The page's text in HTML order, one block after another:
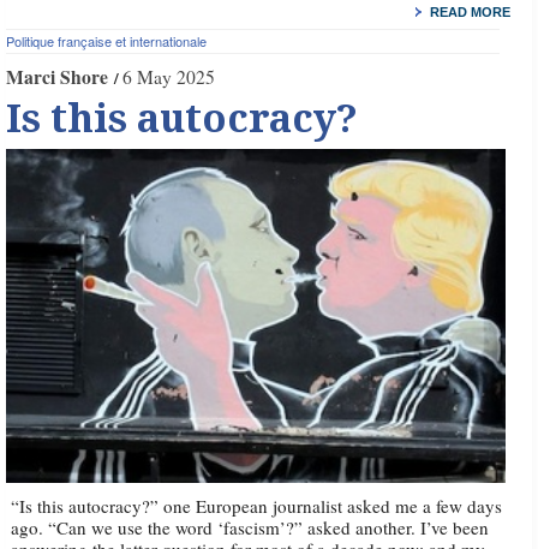
READ MORE
Politique française et internationale
Marci Shore 6 May 2025
Is this autocracy?
“Is this autocracy?” one European journalist asked me a few days
ago. “Can we use the word ‘fascism’?” asked another. I’ve been